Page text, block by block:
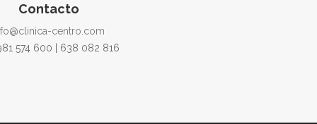
Contacto
centro.com
574 600 | 638 082 816